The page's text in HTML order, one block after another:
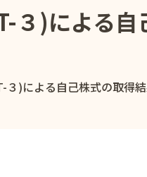
３)による
)による自己株式の取得